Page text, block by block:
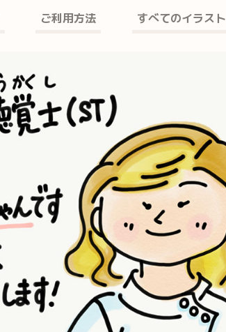
ご利用方法 すべてのイラスト